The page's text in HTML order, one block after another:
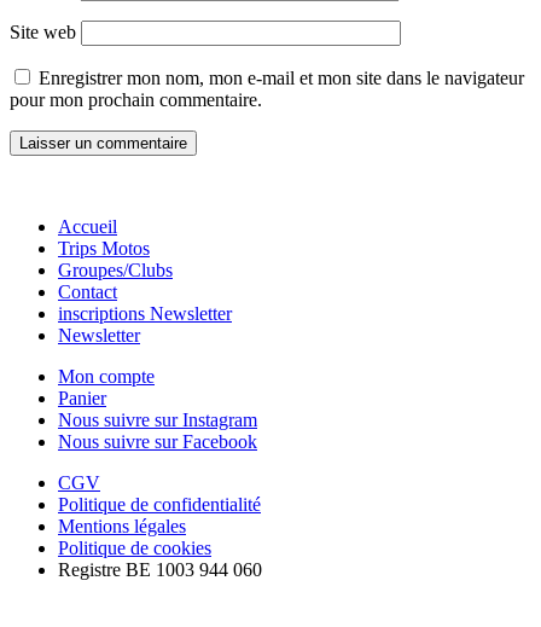
Site web
Enregistrer mon nom, mon e-mail et mon site dans le navigateur
pour mon prochain commentaire.
Accueil
Trips Motos
Groupes/Clubs
Contact
inscriptions Newsletter
Newsletter
Mon compte
Panier
Nous suivre sur Instagram
Nous suivre sur Facebook
CGV
Politique de confidentialité
Mentions légales
Politique de cookies
Registre BE 1003 944 060